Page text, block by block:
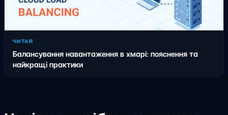
ЧИТАЙ
Балансування навантаження в хмарі: пояснення та
найкращі практики